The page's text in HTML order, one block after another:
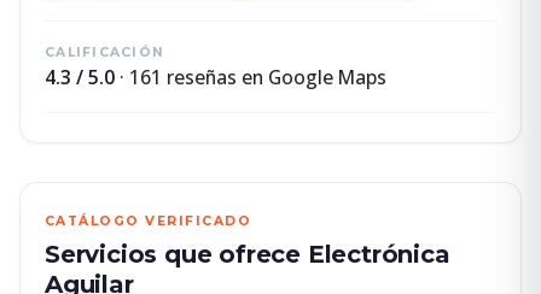
CALIFICACIÓN
4.3 / 5.0 · 161 reseñas en Google Maps
CATÁLOGO VERIFICADO
Servicios que ofrece Electrónica
Aguilar